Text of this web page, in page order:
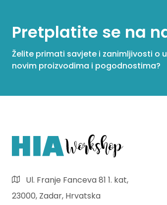
Pretplatite se na
Želite primati savjete i zanimljivosti o
novim proizvodima i pogodnostima?
Ul. Franje Fanceva 81 1. kat,
23000, Zadar, Hrvatska